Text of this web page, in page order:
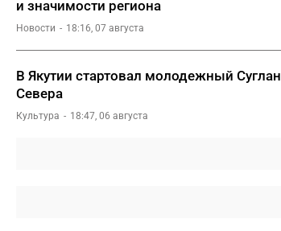
и значимости региона
Новости 18:16, 07 августа
В Якутии стартовал молодежный
Севера
Культура 18:47, 06 августа